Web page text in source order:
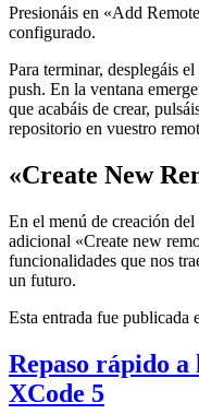
Presionáis en «Add
configurado.
Para terminar, desplegáis
push. En la ventana
que acabáis de crear,
repositorio en vuestro
«Create New
En el menú de creación
adicional «Create new
funcionalidades que nos
un futuro.
Esta entrada fue publicada
Repaso rápido a
XCode 5